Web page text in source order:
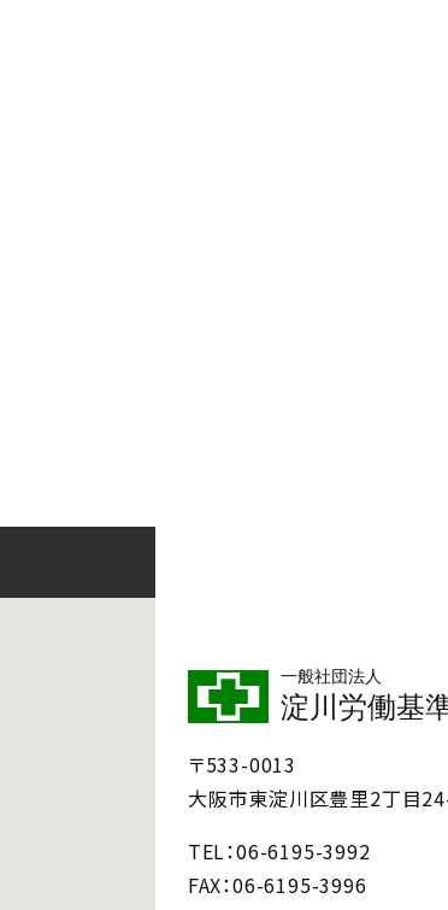
一般社団法人
淀川労働基
〒533-0013
大阪市東淀川区豊里2丁目
TEL 06-6195-3992
FAX 06-6195-3996